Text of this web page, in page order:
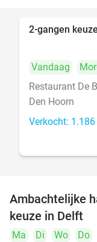
2-gangen
Vandaag
Restaurant De
Den Hoorn
Verkocht: 1.186
Ambachtelijke
keuze in Delft
Ma Di Wo
Do